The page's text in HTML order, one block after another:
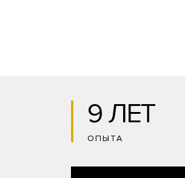
9 ЛЕТ
ОПЫТА